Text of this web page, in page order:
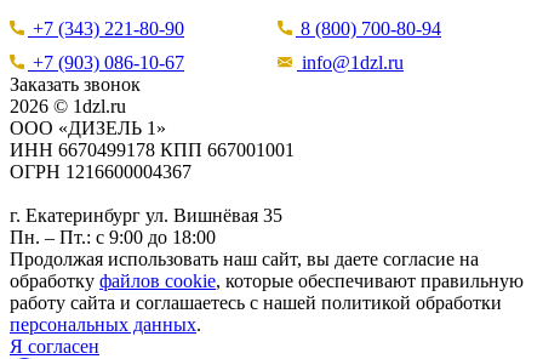
+7 (343) 221-80-90
8 (800) 700-80-94
+7 (903) 086-10-67
info@1dzl.ru
Заказать звонок
2026 © 1dzl.ru
ООО «ДИЗЕЛЬ 1»
ИНН 6670499178 КПП 667001001
ОГРН 1216600004367
г. Екатеринбург ул. Вишнёвая 35
Пн. – Пт.: с 9:00 до 18:00
Продолжая использовать наш сайт, вы даете согласие на
обработку файлов cookie, которые обеспечивают правильную
работу сайта и соглашаетесь с нашей политикой обработки
персональных данных.
Я согласен